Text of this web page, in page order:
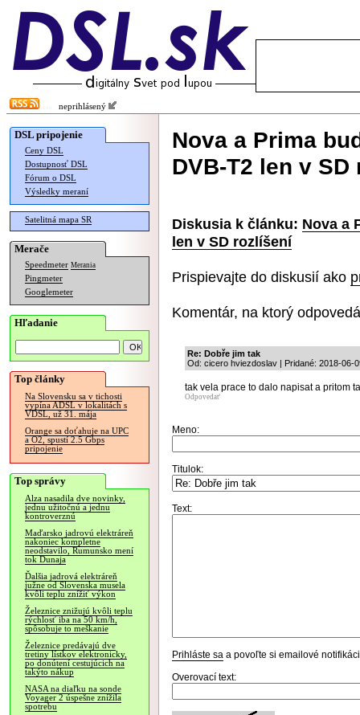
neprihlásený
DSL pripojenie
Ceny DSL
Dostupnosť DSL
Fórum o DSL
Výsledky meraní
Satelitná mapa SR
Merače
Speedmeter Merania
Pingmeter
Googlemeter
Hľadanie
Top články
Na Slovensku sa v tichosti
vypína ADSL v lokalitách s
VDSL, už 31. mája
Orange sa doťahuje na UPC
a O2, spustí 2.5 Gbps
pripojenie
Top správy
Alza nasadila dve novinky,
jednu užitočnú a jednu
kontroverznú
Maďarsko jadrovú elektráreň
nakoniec kompletne
neodstavilo, Rumunsko mení
tok Dunaja
Ďalšia jadrová elektráreň
južne od Slovenska musela
kvôli teplu znížiť výkon
Železnice znižujú kvôli teplu
rýchlosť iba na 50 km/h,
spôsobuje to meškanie
Železnice predávajú dve
tretiny lístkov elektronicky,
po donútení cestujúcich na
takýto nákup
NASA na diaľku na sonde
Voyager 2 úspešne znížila
spotrebu
Nova a Prima
DVB-T2 len v
Diskusia k článku: Nova a
len v SD rozlíšení
Prispievajte do diskusií ako
Komentár, na ktorý
Re: Dobře jim tak
Od: cicero hviezdoslav | Pridané: 2018-06-
tak vela prace to dalo napisat a pritom
Odpovedať
Meno:
Titulok:
Text:
Prihláste sa a povoľte si emailové
Overovací text: